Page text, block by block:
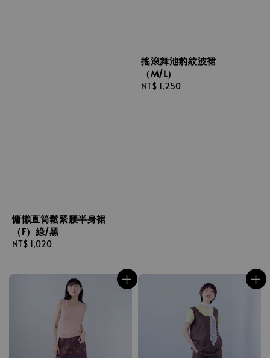
慵懶直筒鬆緊腰半身裙
（F）綠/黑
Regular
NT$ 1,020
搖滾舞池豹紋波裙
（M/L）
Regular
NT$ 1,250